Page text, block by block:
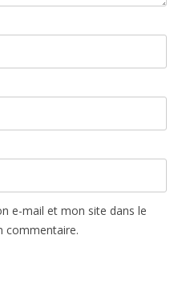
e-mail et mon site dans le
commentaire.